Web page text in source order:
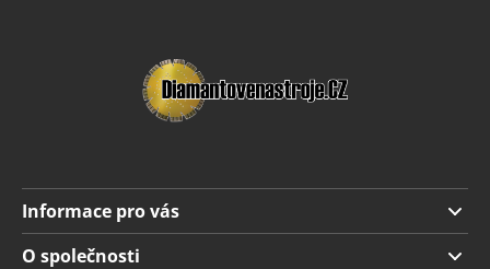
Informace pro vás
Doprava a platba
O společnosti